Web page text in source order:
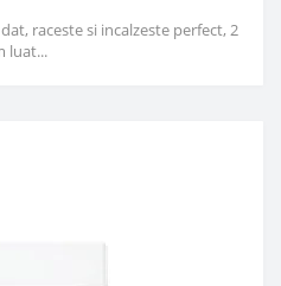
raceste si incalzeste perfect, 2
luat...